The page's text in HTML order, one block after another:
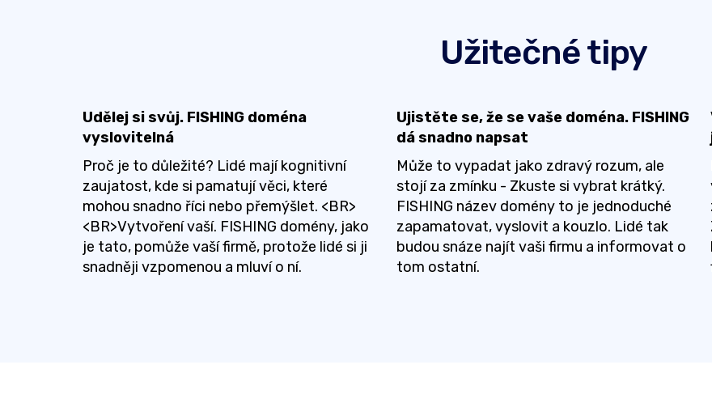
Užitečné tipy
Udělej si svůj. FISHING doména
vyslovitelná
Proč je to důležité? Lidé mají kognitivní
zaujatost, kde si pamatují věci, které
mohou snadno říci nebo přemýšlet. <BR>
<BR>Vytvoření vaší. FISHING domény, jako
je tato, pomůže vaší firmě, protože lidé si ji
snadněji vzpomenou a mluví o ní.
Ujistěte se, že se vaše doména. FISHING
dá snadno napsat
Může to vypadat jako zdravý rozum, ale
stojí za zmínku - Zkuste si vybrat krátký.
FISHING název domény to je jednoduché
zapamatovat, vyslovit a kouzlo. Lidé tak
budou snáze najít vaši firmu a informovat o
tom ostatní.